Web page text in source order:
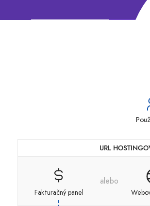
URL
Fakturačný panel
alebo